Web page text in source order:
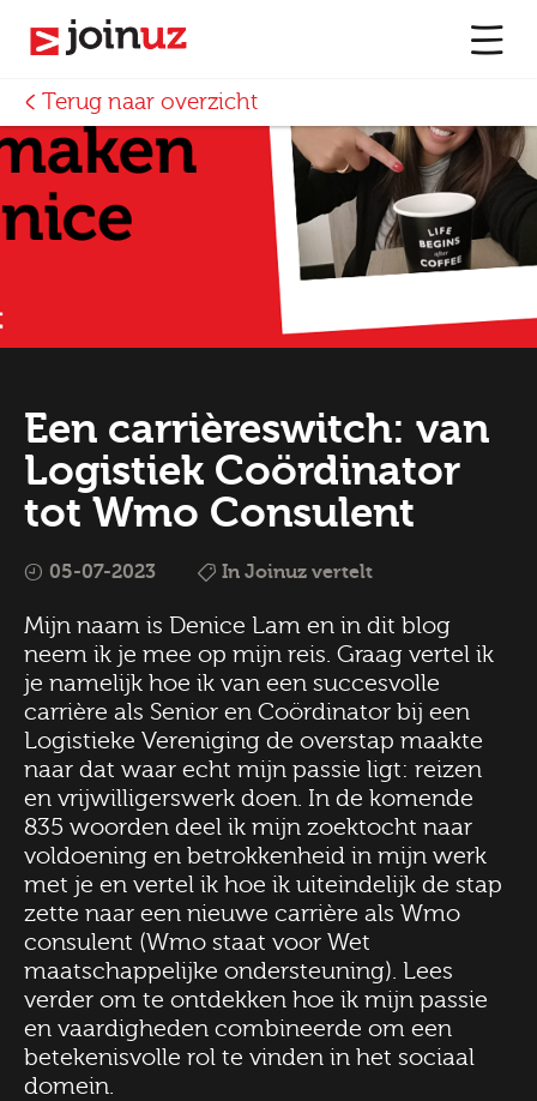
Terug naar overzicht
Een carrièreswitch: van
Logistiek Coördinator
tot Wmo Consulent
05-07-2023 In Joinuz vertelt
Mijn naam is Denice Lam en in dit blog
neem ik je mee op mijn reis. Graag vertel ik
je namelijk hoe ik van een succesvolle
carrière als Senior en Coördinator bij een
Logistieke Vereniging de overstap maakte
naar dat waar echt mijn passie ligt: reizen
en vrijwilligerswerk doen. In de komende
835 woorden deel ik mijn zoektocht naar
voldoening en betrokkenheid in mijn werk
met je en vertel ik hoe ik uiteindelijk de stap
zette naar een nieuwe carrière als Wmo
consulent (Wmo staat voor Wet
maatschappelijke ondersteuning). Lees
verder om te ontdekken hoe ik mijn passie
en vaardigheden combineerde om een
betekenisvolle rol te vinden in het sociaal
domein.